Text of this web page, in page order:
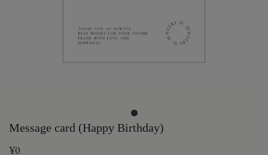
Message card (Happy Birthday)
¥0